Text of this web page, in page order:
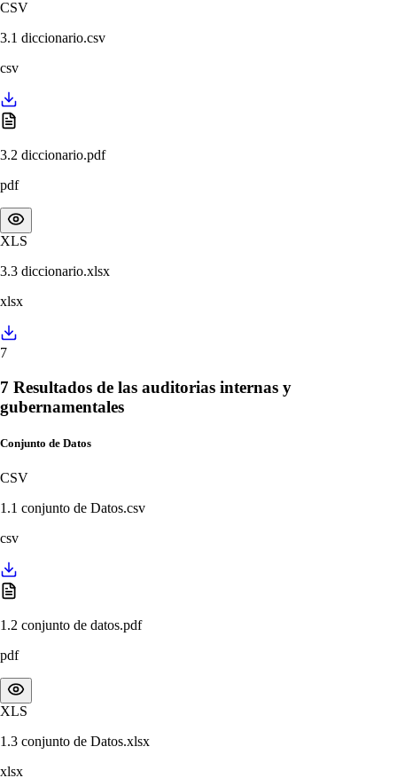
CSV
3.1 diccionario.csv
csv
3.2 diccionario.pdf
pdf
XLS
3.3 diccionario.xlsx
xlsx
7
7 Resultados de las auditorias internas y
gubernamentales
Conjunto de Datos
CSV
1.1 conjunto de Datos.csv
csv
1.2 conjunto de datos.pdf
pdf
XLS
1.3 conjunto de Datos.xlsx
xlsx